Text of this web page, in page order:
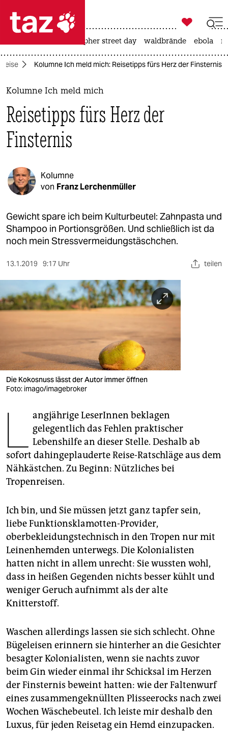
 taz zahl ich
taz zahl ich
themen
politik
öko
kultur
berlin
verlag
veranstaltungen
shop
fragen & hilfe
genossenschaft
epaper login

taz zahl ich
christopher street day waldbrände ebola
Reise Kolumne Ich meld mich: Reisetipps fürs Herz der Finsternis
Kolumne Ich meld mich
Reisetipps fürs Herz der
Finsternis
Kolumne
von Franz Lerchenmüller
Gewicht spare ich beim Kulturbeutel: Zahnpasta und
Shampoo in Portionsgrößen. Und schließlich ist da
noch mein Stressvermeidungstäschchen.
13.1.2019 9:17 Uhr teilen
Die Kokosnuss lässt der Autor immer öffnen
Foto: imago/imagebroker
L angjährige LeserInnen beklagen
gelegentlich das Fehlen praktischer
Lebenshilfe an dieser Stelle. Deshalb ab
sofort dahingeplauderte Reise-Ratschläge aus dem
Nähkästchen. Zu Beginn: Nützliches bei
Tropenreisen.
Ich bin, und Sie müssen jetzt ganz tapfer sein,
liebe Funktionsklamotten-Provider,
oberbekleidungstechnisch in den Tropen nur mit
Leinenhemden unterwegs. Die Kolonialisten
hatten nicht in allem unrecht: Sie wussten wohl,
dass in heißen Gegenden nichts besser kühlt und
weniger Geruch aufnimmt als der alte
Knitterstoff.
Waschen allerdings lassen sie sich schlecht. Ohne
Bügeleisen erinnern sie hinterher an die Gesichter
besagter Kolonialisten, wenn sie nachts zuvor
beim Gin wieder einmal ihr Schicksal im Herzen
der Finsternis beweint hatten: wie der Faltenwurf
eines zusammengeknüllten Plisseerocks nach zwei
Wochen Wäschebeutel. Ich leiste mir deshalb den
Luxus, für jeden Reisetag ein Hemd einzupacken.